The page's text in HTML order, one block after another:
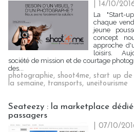
| 14/10/
La "Start-
chaque
jeune
concept
approche
loisirs.
société de mission et de courtage
des...
photographie, shoot4me, start up de
la semaine, transports, uneitourisme
Seateezy : la marketplace
passagers
| 07/10/